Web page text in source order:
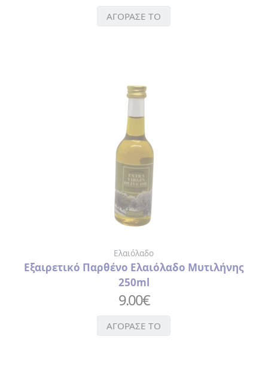
ΑΓΟΡΑΣΕ ΤΟ
Ελαιόλαδο
Εξαιρετικό Παρθένο Ελαιόλαδο Μυτιλήνης
250ml
9.00€
ΑΓΟΡΑΣΕ ΤΟ